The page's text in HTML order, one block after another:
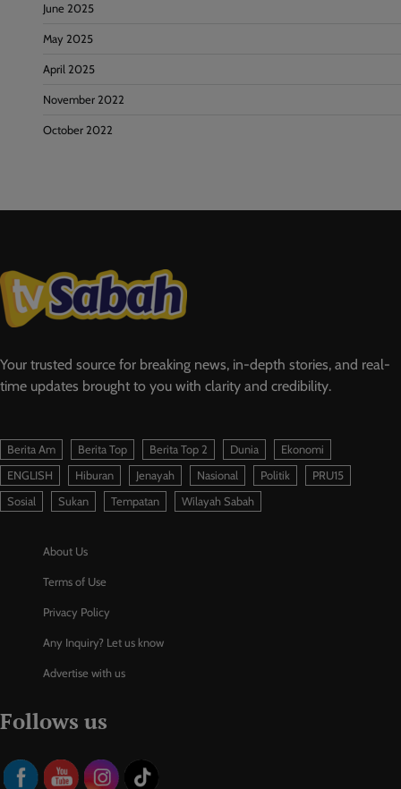
June 2025
May 2025
April 2025
November 2022
October 2022
Your trusted source for breaking news, in-depth stories, and real-
time updates brought to you with clarity and credibility.
Berita Am Berita Top Berita Top 2 Dunia
Ekonomi
ENGLISH
Hiburan Jenayah Nasional Politik
PRU15
Sosial
Sukan Tempatan Wilayah Sabah
About Us
Terms of Use
Privacy Policy
Any Inquiry? Let us know
Advertise with us
Follows us